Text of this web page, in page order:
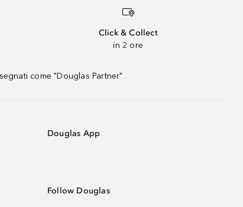
Click & Collect
in 2 ore
come "Douglas Partner"
Douglas App
Follow Douglas